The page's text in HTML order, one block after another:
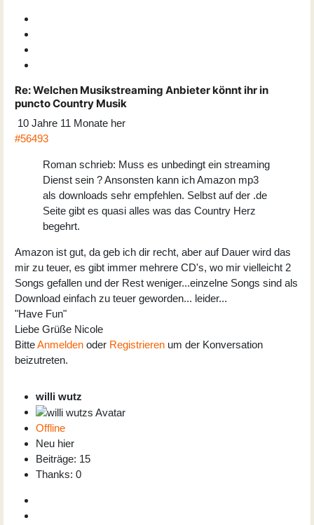
Re:Welchen Musikstreaming Anbieter könnt ihr in
puncto Country Musik
10 Jahre 11 Monate her
#56493
Roman schrieb: Muss es unbedingt ein streaming
Dienst sein ? Ansonsten kann ich Amazon mp3
als downloads sehr empfehlen. Selbst auf der .de
Seite gibt es quasi alles was das Country Herz
begehrt.
Amazon ist gut, da geb ich dir recht, aber auf Dauer wird das
mir zu teuer, es gibt immer mehrere CD's, wo mir vielleicht 2
Songs gefallen und der Rest weniger...einzelne Songs sind als
Download einfach zu teuer geworden... leider...
"Have Fun"
Liebe Grüße Nicole
BitteAnmelden oder Registrieren um der Konversation
beizutreten.
willi wutz
Offline
Neu hier
Beiträge: 15
Thanks: 0